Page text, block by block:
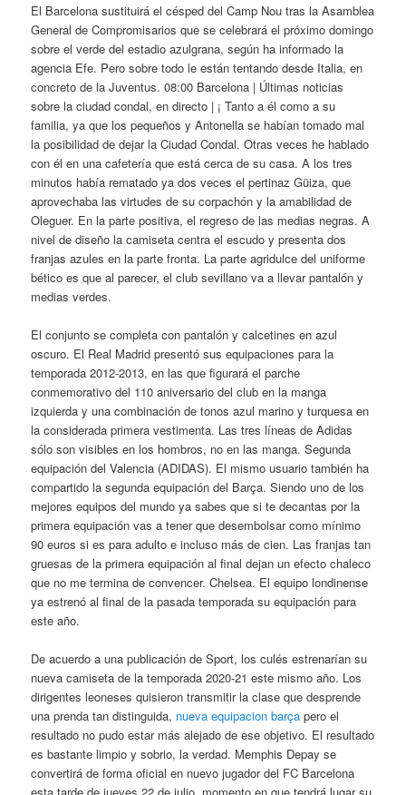
El Barcelona sustituirá el césped del Camp Nou tras la Asamblea
General de Compromisarios que se celebrará el próximo domingo
sobre el verde del estadio azulgrana, según ha informado la
agencia Efe. Pero sobre todo le están tentando desde Italia, en
concreto de la Juventus. 08:00 Barcelona | Últimas noticias
sobre la ciudad condal, en directo | ¡ Tanto a él como a su
familia, ya que los pequeños y Antonella se habían tomado mal
la posibilidad de dejar la Ciudad Condal. Otras veces he hablado
con él en una cafetería que está cerca de su casa. A los tres
minutos había rematado ya dos veces el pertinaz Güiza, que
aprovechaba las virtudes de su corpachón y la amabilidad de
Oleguer. En la parte positiva, el regreso de las medias negras. A
nivel de diseño la camiseta centra el escudo y presenta dos
franjas azules en la parte fronta. La parte agridulce del uniforme
bético es que al parecer, el club sevillano va a llevar pantalón y
medias verdes.
El conjunto se completa con pantalón y calcetines en azul
oscuro. El Real Madrid presentó sus equipaciones para la
temporada 2012-2013, en las que figurará el parche
conmemorativo del 110 aniversario del club en la manga
izquierda y una combinación de tonos azul marino y turquesa en
la considerada primera vestimenta. Las tres líneas de Adidas
sólo son visibles en los hombros, no en las manga. Segunda
equipación del Valencia (ADIDAS). El mismo usuario también ha
compartido la segunda equipación del Barça. Siendo uno de los
mejores equipos del mundo ya sabes que si te decantas por la
primera equipación vas a tener que desembolsar como mínimo
90 euros si es para adulto e incluso más de cien. Las franjas tan
gruesas de la primera equipación al final dejan un efecto chaleco
que no me termina de convencer. Chelsea. El equipo londinense
ya estrenó al final de la pasada temporada su equipación para
este año.
De acuerdo a una publicación de Sport, los culés estrenarían su
nueva camiseta de la temporada 2020-21 este mismo año. Los
dirigentes leoneses quisieron transmitir la clase que desprende
una prenda tan distinguida, nueva equipacion barça pero el
resultado no pudo estar más alejado de ese objetivo. El resultado
es bastante limpio y sobrio, la verdad. Memphis Depay se
convertirá de forma oficial en nuevo jugador del FC Barcelona